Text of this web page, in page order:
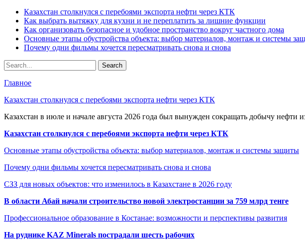
Казахстан столкнулся с перебоями экспорта нефти через КТК
Как выбрать вытяжку для кухни и не переплатить за лишние функции
Как организовать безопасное и удобное пространство вокруг частного дома
Основные этапы обустройства объекта: выбор материалов, монтаж и системы
Почему одни фильмы хочется пересматривать снова и снова
Главное
Казахстан столкнулся с перебоями экспорта нефти через КТК
Казахстан в июле и начале августа 2026 года был вынужден сокращать добычу нефти
Казахстан столкнулся с перебоями экспорта нефти через КТК
Основные этапы обустройства объекта: выбор материалов, монтаж и системы защиты
Почему одни фильмы хочется пересматривать снова и снова
СЗЗ для новых объектов: что изменилось в Казахстане в 2026 году
В области Абай начали строительство новой электростанции за 759 млрд тенге
Профессиональное образование в Костанае: возможности и перспективы развития
На руднике KAZ Minerals пострадали шесть рабочих